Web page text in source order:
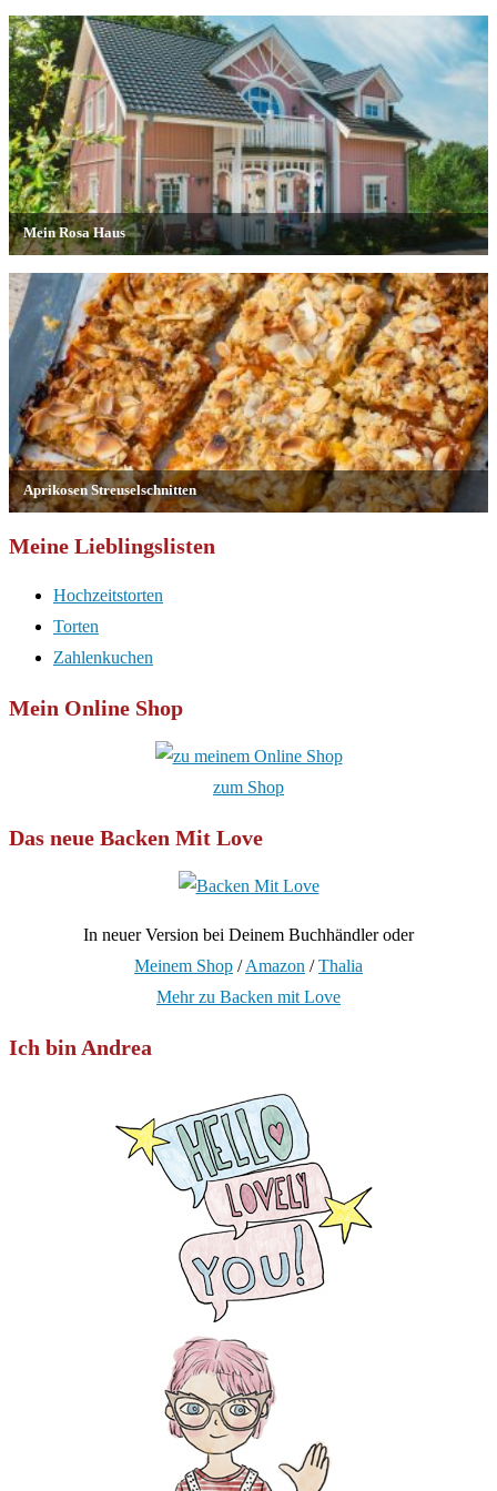
Meine Lieblingslisten
Hochzeitstorten
Torten
Zahlenkuchen
Mein Online Shop
zum Shop
Das neue Backen Mit Love
In neuer Version bei Deinem Buchhändler oder
Meinem Shop /Amazon /Thalia
Mehr zu Backen mit Love
Ich bin Andrea